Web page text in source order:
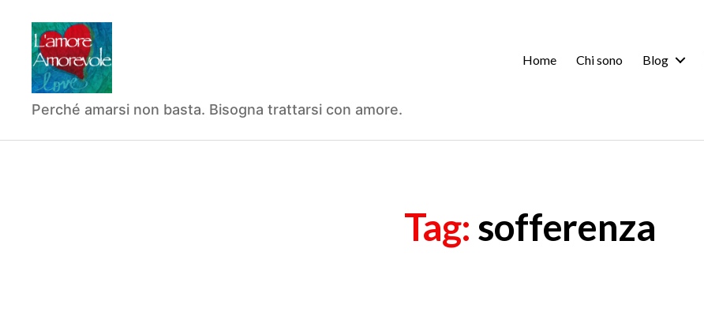
La
Relazione
Perché amarsi non basta. Bisogna trattarsi con amore.
Home Chi sono Blog
Tag: sofferenza